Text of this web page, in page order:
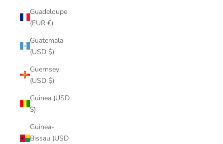
Guadeloupe
(EUR €)
Guatemala
(USD $)
Guernsey
(USD $)
Guinea (USD
$)
Guinea-
Bissau (USD